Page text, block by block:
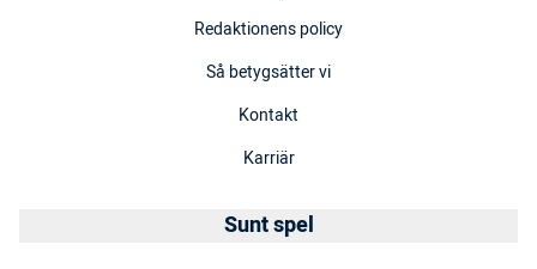
Redaktionens policy
Så betygsätter vi
Kontakt
Karriär
Sunt spel